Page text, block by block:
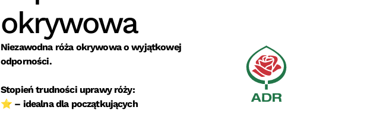
okrywowa
Niezawodna róża okrywowa o wyjątkowej
odporności.
Stopień trudności uprawy róży:
⭐ – idealna dla początkujących